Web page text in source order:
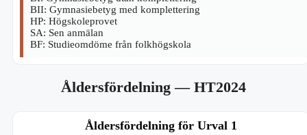
BII: Gymnasiebetyg med komplettering
HP: Högskoleprovet
SA: Sen anmälan
BF: Studieomdöme från folkhögskola
Åldersfördelning— HT2024
Åldersfördelning för Urval 1